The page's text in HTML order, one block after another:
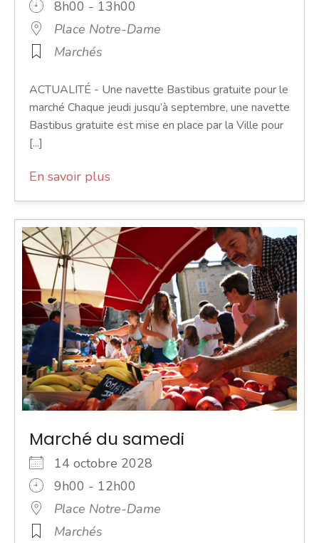
8h00 - 13h00
Place Notre-Dame
Marchés
ACTUALITÉ - Une navette Bastibus gratuite pour le
marché Chaque jeudi jusqu’à septembre, une navette
Bastibus gratuite est mise en place par la Ville pour
[...]
En savoir plus
Marché du samedi
14 octobre 2028
9h00 - 12h00
Place Notre-Dame
Marchés